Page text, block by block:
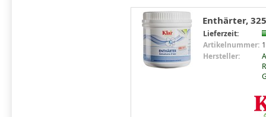
Enthärter,
Lieferzeit:
Artikelnummer:
Hersteller: